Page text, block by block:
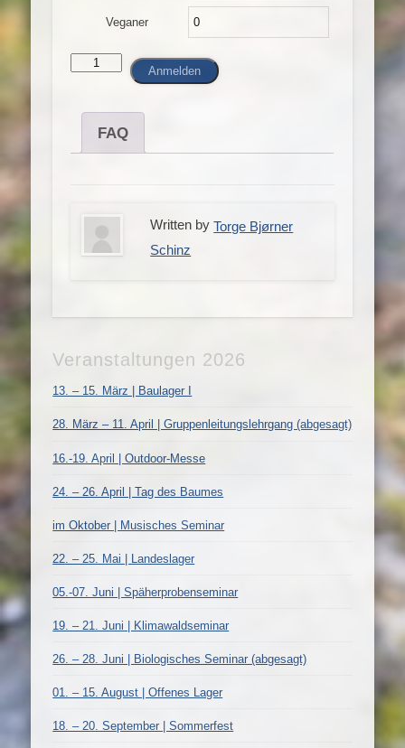
Veganer
Gruppenleiterfortbildung
Menge
Anmelden
FAQ
Written byTorge Bjørner
Schinz
Veranstaltungen 2026
13. – 15. März | Baulager I
28. März – 11. April | Gruppenleitungslehrgang (abgesagt)
16.-19. April | Outdoor-Messe
24. – 26. April | Tag des Baumes
im Oktober | Musisches Seminar
22. – 25. Mai | Landeslager
05.-07. Juni | Späherprobenseminar
19. – 21. Juni | Klimawaldseminar
26. – 28. Juni | Biologisches Seminar (abgesagt)
01. – 15. August | Offenes Lager
18. – 20. September | Sommerfest